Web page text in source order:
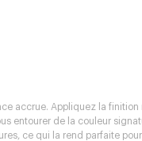
accrue. Appliquez la
entourer de la couleur
ce qui la rend parfaite